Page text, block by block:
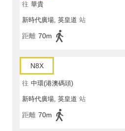
往 華貴
新時代廣場, 英皇道 站
距離 70m
N8X
往 中環(港澳碼頭)
新時代廣場, 英皇道 站
距離 70m